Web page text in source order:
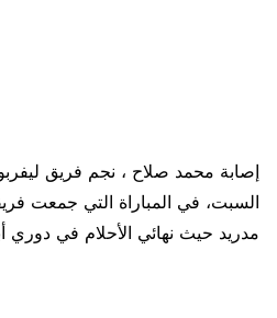
إصابة محمد صلاح ، نجم فريق
السبت، في المباراة التي جمعت
مدريد حيث نهائي الأحلام في دوري